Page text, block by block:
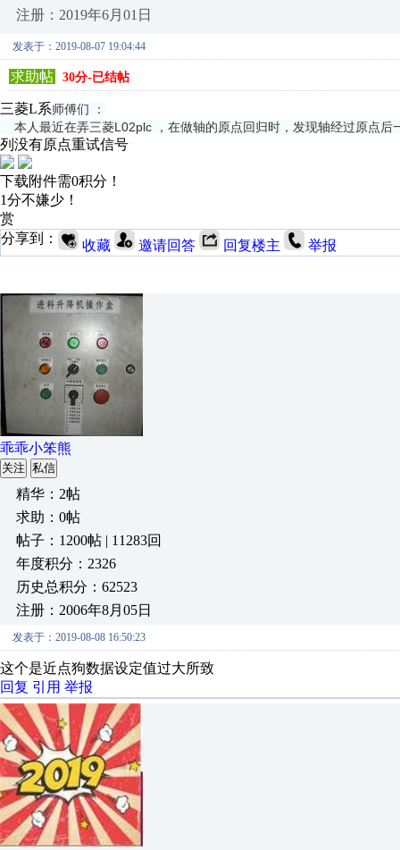
注册：2019年6月01日
发表于：2019-08-07 19:04:44
求助帖 30分-已结帖
三菱L系师傅们 ：
本人最近在弄三菱L02plc ，在做轴的原点回归时，发现轴经过原点
列没有原点重试信号
下载附件需0积分！
1分不嫌少！
赏
分享到：
收藏 邀请回答 回复楼主 举报
乖乖小笨熊
关注 私信
精华：2帖
求助：0帖
帖子：1200帖 | 11283回
年度积分：2326
历史总积分：62523
注册：2006年8月05日
发表于：2019-08-08 16:50:23
这个是近点狗数据设定值过大所致
回复 引用 举报